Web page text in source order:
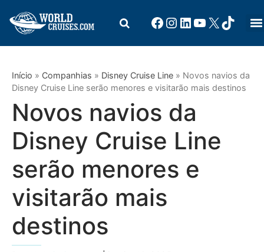
Início » Companhias » Disney Cruise Line » Novos navios da
Disney Cruise Line serão menores e visitarão mais destinos
Novos navios da
Disney Cruise Line
serão menores e
visitarão mais
destinos